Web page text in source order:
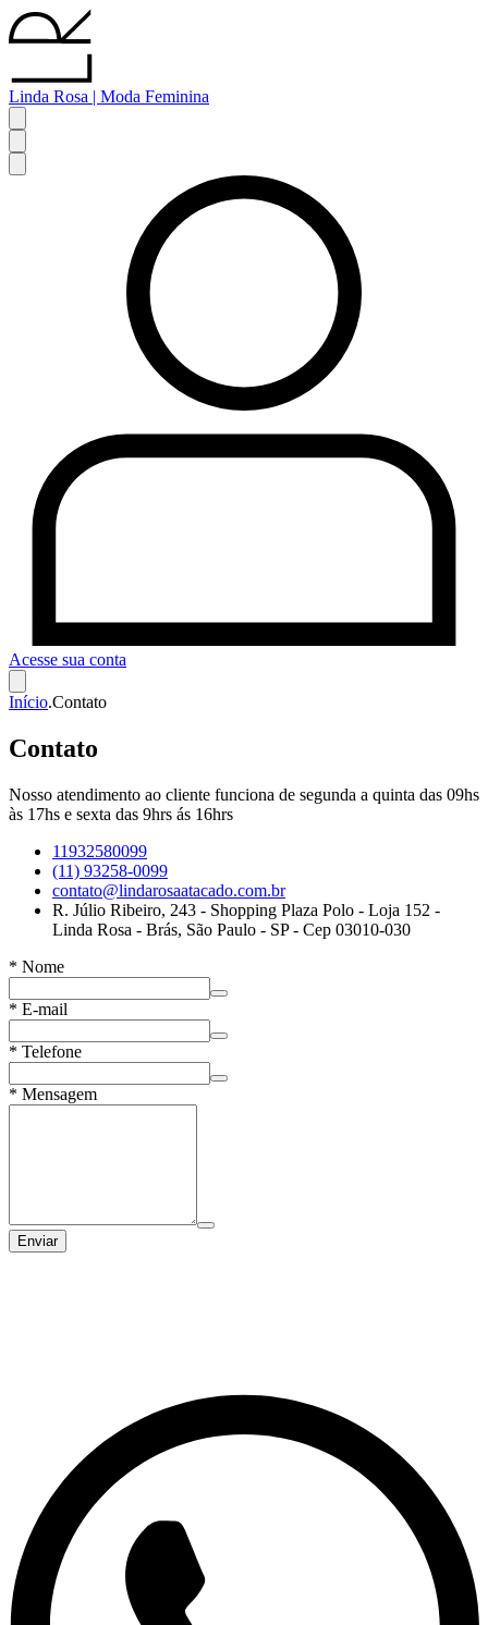
Linda Rosa | Moda Feminina
Acesse sua conta
Início.Contato
Contato
Nosso atendimento ao cliente funciona de segunda a quinta das 09hs
às 17hs e sexta das 9hrs ás 16hrs
11932580099
(11) 93258-0099
contato@lindarosaatacado.com.br
R. Júlio Ribeiro, 243 - Shopping Plaza Polo - Loja 152 -
Linda Rosa - Brás, São Paulo - SP - Cep 03010-030
* Nome
* E-mail
* Telefone
* Mensagem
Enviar